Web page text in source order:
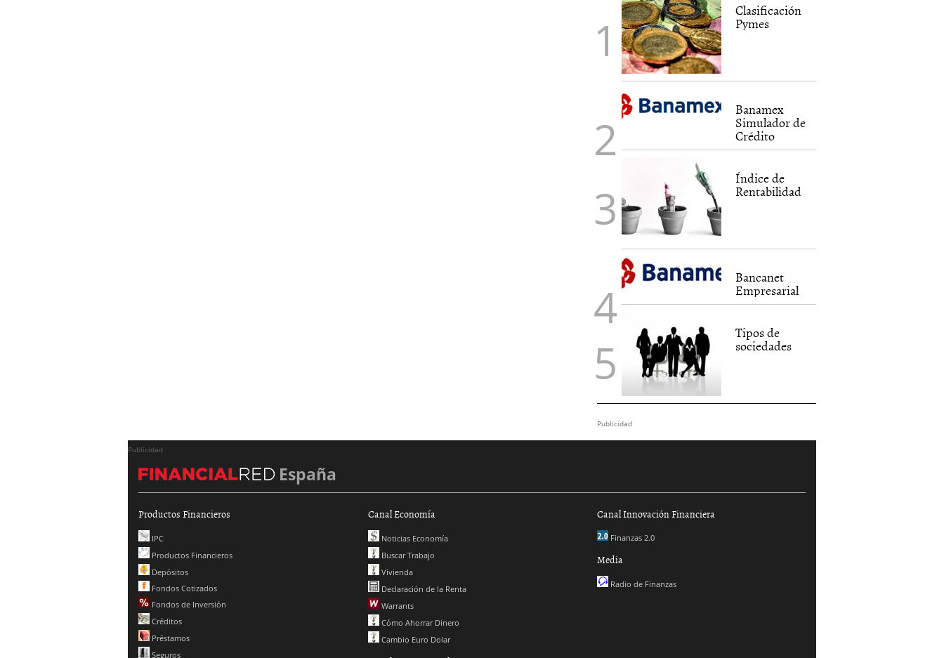
Clasificación
Pymes
Banamex
Simulador de
Crédito
Índice de
Rentabilidad
Bancanet
Empresarial
Tipos de
sociedades
Publicidad
Publicidad
España
Productos Financieros
IPC
Productos Financieros
Depósitos
Fondos Cotizados
Fondos de Inversión
Créditos
Préstamos
Seguros
Canal Economía
Noticias Economía
Buscar Trabajo
Vivienda
Declaración de la Renta
Warrants
Cómo Ahorrar Dinero
Cambio Euro Dolar
Canal Innovación Financiera
Finanzas 2.0
Media
Radio de Finanzas